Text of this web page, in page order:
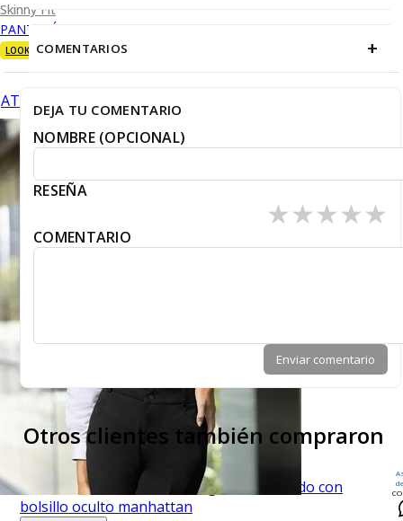
Skinny Fit
PANTALÓN DE VESTIR
LOOKS
ATRÁS
COMENTARIOS +
DEJA TU COMENTARIO
NOMBRE (OPCIONAL)
RESEÑA
★
★
★
★
★
COMENTARIO
Enviar comentario
Otros clientes también compraron
de